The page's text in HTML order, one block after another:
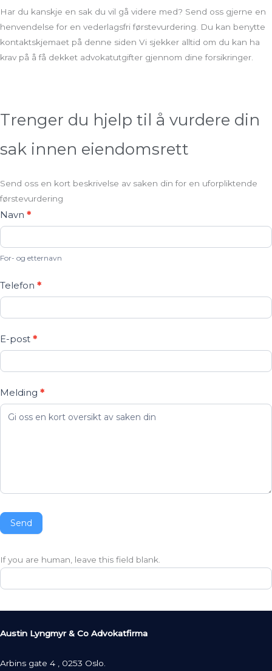
Har du kanskje en sak du vil gå videre med? Send oss gjerne en
henvendelse for en vederlagsfri førstevurdering. Du kan benytte
kontaktskjemaet på denne siden Vi sjekker alltid om du kan ha
krav på å få dekket advokatutgifter gjennom dine forsikringer.
Trenger du hjelp til å vurdere din
sak innen eiendomsrett
Send oss en kort beskrivelse av saken din for en uforpliktende
førstevurdering
Kontakt
oss
Navn *
For- og etternavn
Telefon *
E-post *
Melding *
Send
If you are human, leave this field blank.
Austin Lyngmyr & Co Advokatfirma
Arbins gate 4 , 0253 Oslo.